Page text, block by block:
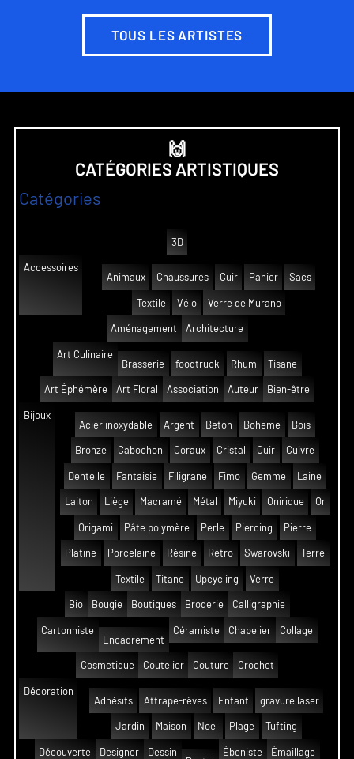
TOUS LES ARTISTES
🙌
CATÉGORIES ARTISTIQUES
Catégories
3D
Accessoires
Animaux
Chaussures Cuir Panier Sacs
Textile Vélo Verre de Murano
Aménagement Architecture
Art Culinaire
Brasserie
foodtruck Rhum Tisane
Art Éphémère Art Floral Association Auteur Bien-être
Bijoux
Acier inoxydable
Argent Beton Boheme Bois
Bronze Cabochon Coraux Cristal Cuir Cuivre
Dentelle Fantaisie Filigrane Fimo Gemme Laine
Laiton Liège Macramé Métal Miyuki Onirique Or
Origami Pâte polymère Perle Piercing Pierre
Platine Porcelaine Résine Rétro Swarovski Terre
Textile Titane Upcycling Verre
Bio Bougie Boutiques Broderie Calligraphie
Cartonniste
Encadrement
Céramiste Chapelier Collage
Cosmetique Coutelier Couture Crochet
Décoration
Adhésifs
Attrape-rêves Enfant gravure laser
Jardin Maison Noël Plage Tufting
Découverte Designer
Dessin
Ébeniste Émaillage